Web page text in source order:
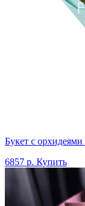
Букет с
6857 р. Купить